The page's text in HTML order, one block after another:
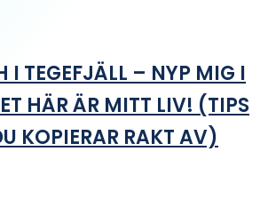
I TEGEFJÄLL – NYP MIG I
HÄR ÄR MITT LIV! (TIPS
KOPIERAR RAKT AV)